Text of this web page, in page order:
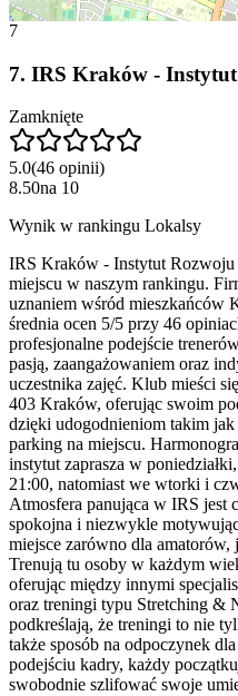
7
7. IRS Kraków -
Zamknięte
5.0(46 opinii)
8.50na 10
Wynik w rankingu Lokalsy
IRS Kraków - Instytut Rozwoju
miejscu w naszym rankingu.
uznaniem wśród mieszkańców
średnia ocen 5/5 przy 46
profesjonalne podejście
pasją, zaangażowaniem oraz
uczestnika zajęć. Klub mieści
403 Kraków, oferując swoim
dzięki udogodnieniom takim jak
parking na miejscu.
instytut zaprasza w
21:00, natomiast we wtorki i
Atmosfera panująca w IRS jest
spokojna i niezwykle
miejsce zarówno dla amatorów,
Trenują tu osoby w każdym
oferując między innymi
oraz treningi typu Stretching &
podkreślają, że treningi to nie
także sposób na odpoczynek
podejściu kadry, każdy
swobodnie szlifować swoje